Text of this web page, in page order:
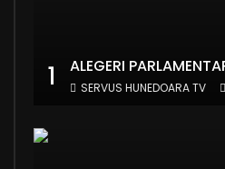
1 SERVUS HUNEDOARA TV